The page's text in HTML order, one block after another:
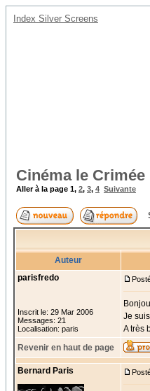
Index Silver Screens
Cinéma le Crimée
Aller à la page 1, 2, 3, 4 Suivante
Auteur
parisfredo
Inscrit le: 29 Mar 2006
Messages: 21
Localisation: paris
Je
A très
Revenir en haut de page
Bernard Paris